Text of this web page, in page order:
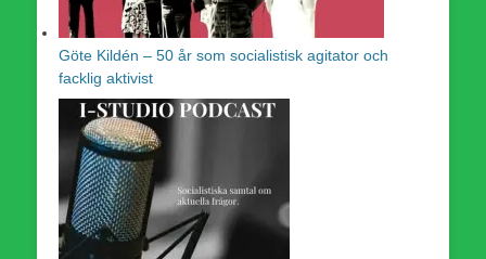
Göte Kildén – 50 år som socialistisk agitator och
facklig aktivist